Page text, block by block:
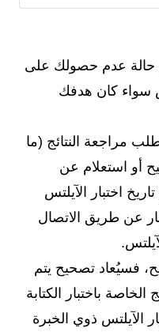
حالة عدم حصولك على
سواء كان هدفك
مراجعة النتائج (ما
أو استعلام عن
أسابيع من تاريخ اختبار الآيلتس
عن طريق الاتصال
فسيُعاد تصحيح يتم
الخاصة باختبار الكتابة
الآيلتس ذوي الخبرة